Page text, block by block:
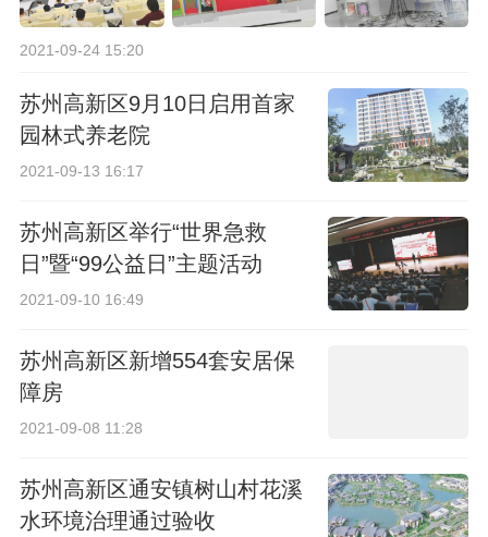
2021-09-24 15:20
苏州高新区9月10日启用首家
园林式养老院
2021-09-13 16:17
苏州高新区举行“世界急救
日”暨“99公益日”主题活动
2021-09-10 16:49
苏州高新区新增554套安居保
障房
2021-09-08 11:28
苏州高新区通安镇树山村花溪
水环境治理通过验收